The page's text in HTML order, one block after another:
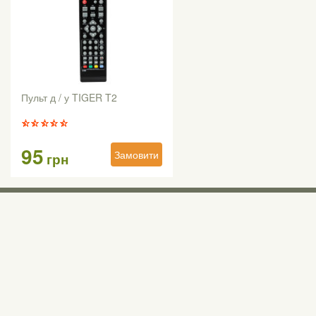
Пульт д / у TIGER T2
95 грн Замовити